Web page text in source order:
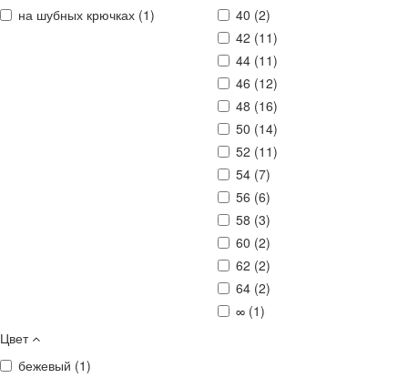
на шубных крючках (1)
40 (2)
42 (11)
44 (11)
46 (12)
48 (16)
50 (14)
52 (11)
54 (7)
56 (6)
58 (3)
60 (2)
62 (2)
64 (2)
∞ (1)
Цвет
бежевый (1)